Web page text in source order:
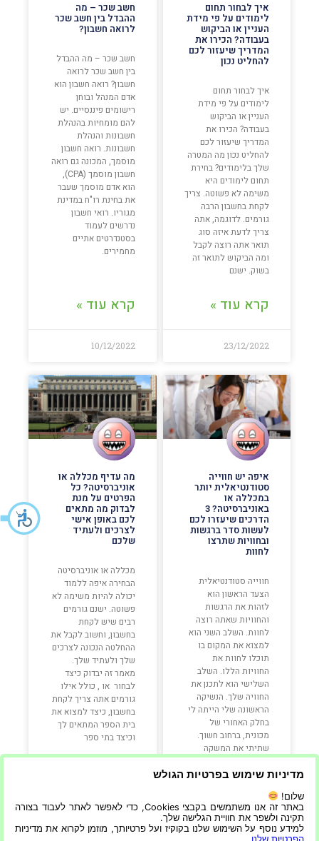
איך לבחור תחום
לימודים על פי מידת
העניין או הביקוש
בעבודה? הכירו את
המדריך שיעזור לכם
להחליט נכון
איך לבחור תחום
לימודים על פי מידת
העניין או הביקוש
בעבודה? הכירו את
המדריך שיעזור לכם
להחליט נכון מה המטרה
שלך בלימודים? בחירת
תחום לימודים היא
משימה לא פשוטה. צריך
לקחת בחשבון הרבה
גורמים. לדוגמה, אתה
צריך לדעת איזה סוג
תואר אתה רוצה לקבל
ומה הביקוש לתואר זה
בשוק. ישנם
קרא עוד »
23/12/2022
חשב שכר – מה
ההבדל בין חשב שכר
לרואה חשבון?
חשב שכר – מה ההבדל
בין חשב שכר לרואה
חשבון? רואה חשבון הוא
אדם המנהל ובוחן
רישומים פיננסיים. יש
להם מומחיות בהנהלת
חשבונות והנהלת
חשבונות. רואה חשבון
מוסמך, המכונה גם רואה
חשבון מוסמך (CPA),
הוא אדם מוסמך שעבר
את בחינת רו"ח במדינת
מגוריו. רואי חשבון
נדרשים לעמוד
בסטנדרטים אתיים
מחמירים.
קרא עוד »
10/12/2022
איפה יש חווייה
סטודנטיאלית יותר
במכללה או
באוניברסיטה? 3
הדרכים שיעזרו לכם
לעשות סדר ברגשות
ובחוויות שתרצו
לחוות
חווייה סטודנטיאלית
הצעד הראשון הוא
לזהות את הרגשות
והחוויות שאתה רוצה
לחוות. השלב השני הוא
למצוא את המקום בו
תוכלו לחוות את
החוויות הללו. השלב
השלישי הוא לתכנן את
החוויה שלך. הנשיקה
הראשונה שלי הייתה לי
בחלק האחורי של
מכונית, ברחוב חשוך.
שתיתי את המשקה
הראשון שלי במסיבה עם
חברים,
קרא עוד »
מה עדיף מכללה או
אוניברסיטה? כל
הפרטים על מנת
לבדוק מה מתאים
לכם באופן אישי
לצרכים ולעתיד
שלכם
מכללה או אוניברסיטה
הבחירה איפה ללמוד
יכולה להיות משימה לא
פשוטה. ישנם גורמים
רבים שיש לקחת
בחשבון, וחשוב לקבל את
ההחלטה הנכונה לצרכים
שלך ולעתיד שלך.
מאמר זה יבדוק כיצד
לבחור או , כולל אילו
גורמים אתה צריך לקחת
בחשבון, כיצד למצוא את
בית הספר המתאים לך
וכיצד בתי ספר
קרא עוד »
מדיניות שימוש בפרטיות הגולש
שלום!
באתר זה אנו משתמשים בקבצי Cookies, כדי לאפשר לאתר לעבוד בצורה
תקינה ולשפר את חוויית הגלישה שלך.
למידע נוסף על השימוש שלנו בקוקיז ועל פרטיותך, מוזמן לקרוא את מדיניות